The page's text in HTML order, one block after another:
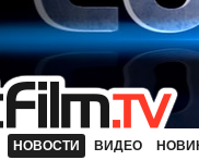
НОВОСТИ ВИДЕО